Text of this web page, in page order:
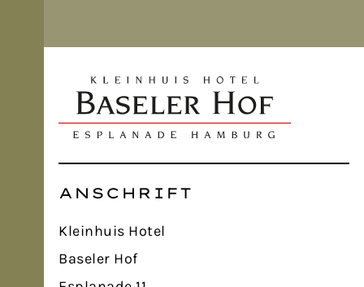
ANSCHRIFT
Kleinhuis Hotel
Baseler Hof